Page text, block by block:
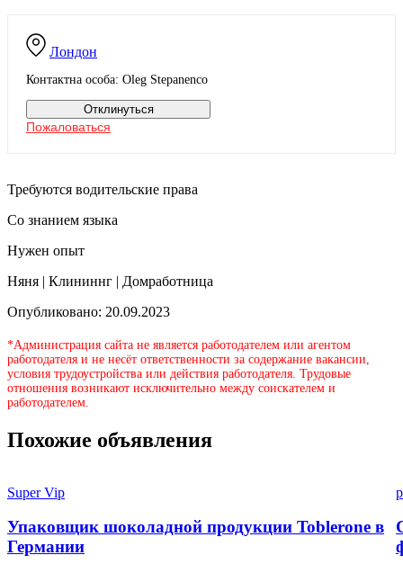
Лондон
Контактна особа: Oleg Stepanenco
Отклинуться
Пожаловаться
Требуются водительские права
Со знанием языка
Нужен опыт
Няня | Клининнг | Домработница
Опубликовано: 20.09.2023
*Администрация сайта не является работодателем или агентом
работодателя и не несёт ответственности за содержание вакансии,
условия трудоустройства или действия работодателя. Трудовые
отношения возникают исключительно между соискателем и
работодателем.
Похожие объявления
Super Vip
Упаковщик шоколадной продукции Toblerone в
Германии